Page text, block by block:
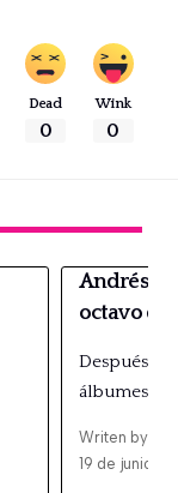
Dead
0
Wink
0
Andrés
octavo
Después
álbumes y
Writen by
19 de junio